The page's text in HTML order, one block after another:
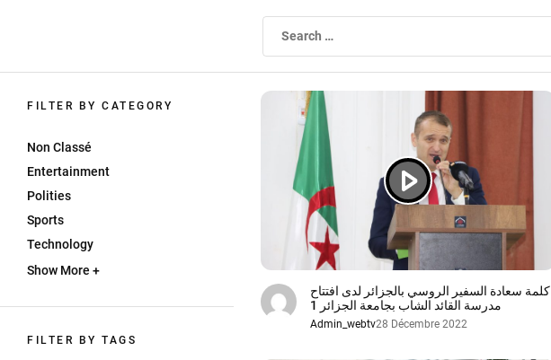
contentWEBTV UNIVERSITE ALGER1
FILTER BY CATEGORY
Non Classé
Entertainment
Polities
Sports
Technology
Show More +
FILTER BY TAGS
كلمة سعادة السفير الروسي بالجزائر لدى افتتاح
مدرسة القائد الشاب بجامعة الجزائر 1
Admin_webtv28 Décembre 2022